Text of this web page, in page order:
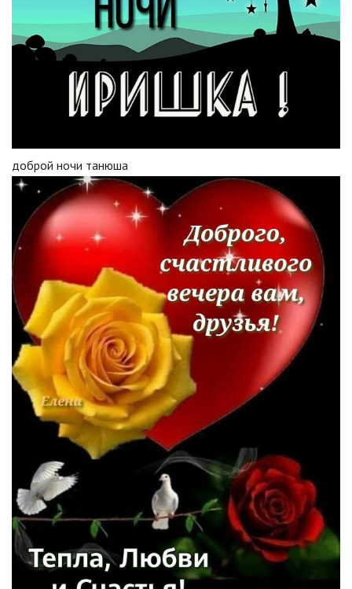
доброй ночи танюша